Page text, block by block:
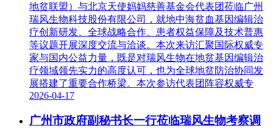
地贫联盟）与北京天使妈妈慈善基金会代表团莅临广州
瑞风生物科技股份有限公司，就地中海贫血基因编辑治
疗创新研发、全球战略合作、患者权益保障及技术普惠
等议题开展深度交流与洽谈。本次来访汇聚国际权威专
家与国内公益力量，既是对瑞风生物在地贫基因编辑治
疗领域领先实力的高度认可，也为全球地贫防治协同发
展搭建了重要合作桥梁。本次参访代表团阵容权威专
2026-04-17
广州市政府副秘书长一行莅临瑞风生物考察调